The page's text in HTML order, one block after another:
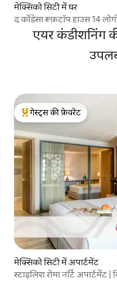
मेक्सिको सिटी में घर
द कोंडेसा रूफ़टॉप हाउस 14
एयर कंडीशनिंग
गेस्ट्स का टॉप फ़ेवरेट
गेस्ट्स की फ़ेवरेट
मेक्सिको सिटी में अपार्टमेंट
स्टाइलिश रोमा नॉर्टे अपार्टमेंट